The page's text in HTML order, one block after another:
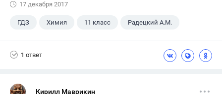
17 декабря 2017
ГДЗ Химия 11 класс Радецкий А.М.
1 ответ
Кирилл Маврикин